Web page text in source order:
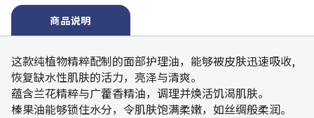
商品说明
这款纯植物精粹配制的面部护理油，能够被皮肤迅速吸收,
恢复缺水性肌肤的活力，亮泽与清爽。
蕴含兰花精粹与广藿香精油，调理并焕活饥渴肌肤。
榛果油能够锁住水分，令肌肤饱满柔嫩，如丝绸般柔润。